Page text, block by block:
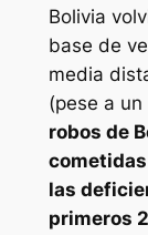
Bolivia
base de
media
(pese a
robos de
las
primeros